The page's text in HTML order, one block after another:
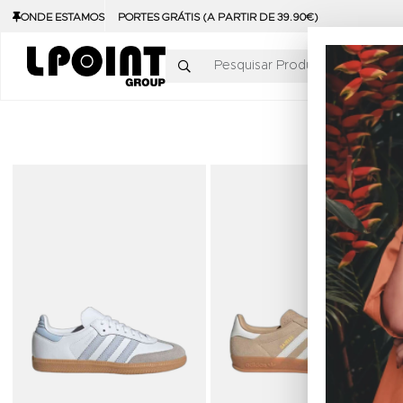
ONDE ESTAMOS PORTES GRÁTIS (A PARTIR DE 39.90€)
Pesquisar Produtos
Adicionar aos Favoritos